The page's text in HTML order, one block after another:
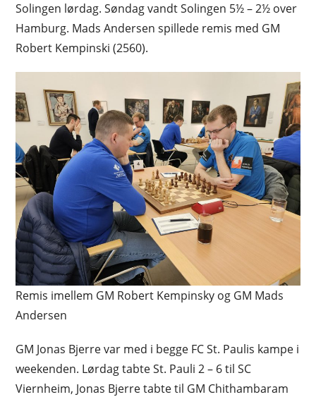
Solingen lørdag. Søndag vandt Solingen 5½ – 2½ over
Hamburg. Mads Andersen spillede remis med GM
Robert Kempinski (2560).
Remis imellem GM Robert Kempinsky og GM Mads
Andersen
GM Jonas Bjerre var med i begge FC St. Paulis kampe i
weekenden. Lørdag tabte St. Pauli 2 – 6 til SC
Viernheim, Jonas Bjerre tabte til GM Chithambaram